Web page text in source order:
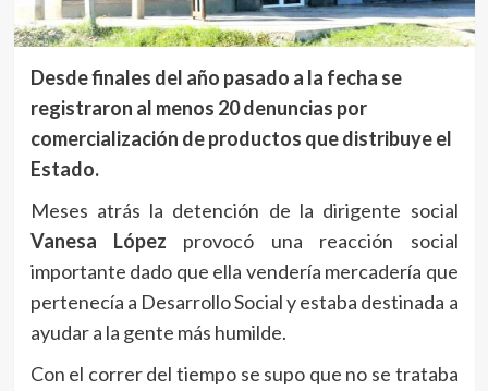
Desde finales del año pasado a la fecha se
registraron al menos 20 denuncias por
comercialización de productos que distribuye el
Estado.
Meses atrás la detención de la dirigente social
Vanesa López provocó una reacción social
importante dado que ella vendería mercadería que
pertenecía a Desarrollo Social y estaba destinada a
ayudar a la gente más humilde.
Con el correr del tiempo se supo que no se trataba